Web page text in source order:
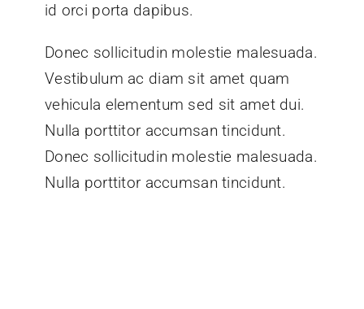
id orci porta dapibus.
Donec sollicitudin molestie malesuada.
Vestibulum ac diam sit amet quam
vehicula elementum sed sit amet dui.
Nulla porttitor accumsan tincidunt.
Donec sollicitudin molestie malesuada.
Nulla porttitor accumsan tincidunt.